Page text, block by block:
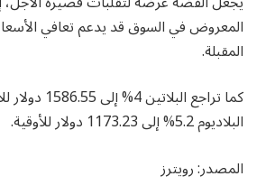
المعروض في السوق قد يدعم تعافي
المقبلة.
كما تراجع
البلاديوم 5.2% إلى 1173.23 دولار للأوقية.
المصدر: رويترز